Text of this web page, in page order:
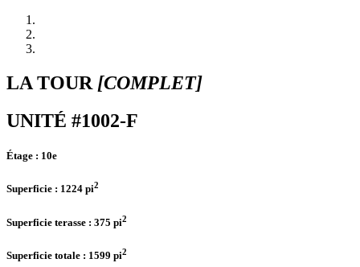
LA TOUR [COMPLET]
UNITÉ #1002-F
Étage : 10e
Superficie : 1224 pi2
Superficie terasse : 375 pi2
Superficie totale : 1599 pi2